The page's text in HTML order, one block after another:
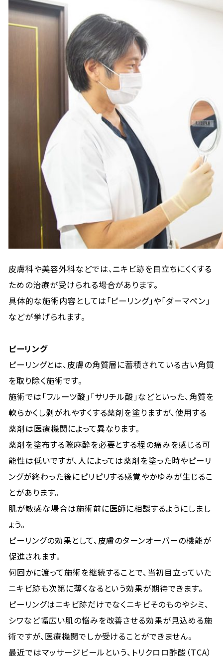
皮膚科や美容外科などでは、ニキビ跡を目立ちにくくする
ための治療が受けられる場合があります。
具体的な施術内容としては「ピーリング」や「ダーマペン」
などが挙げられます。
ピーリング
ピーリングとは、皮膚の角質層に蓄積されている古い角質
を取り除く施術です。
施術では「フルーツ酸」「サリチル酸」などといった、角質を
軟らかくし剥がれやすくする薬剤を塗りますが、使用する
薬剤は医療機関によって異なります。
薬剤を塗布する際麻酔を必要とする程の痛みを感じる可
能性は低いですが、人によっては薬剤を塗った時やピーリ
ングが終わった後にピリピリする感覚やかゆみが生じるこ
とがあります。
肌が敏感な場合は施術前に医師に相談するようにしまし
ょう。
ピーリングの効果として、皮膚のターンオーバーの機能が
促進されます。
何回かに渡って施術を継続することで、当初目立っていた
ニキビ跡も次第に薄くなるという効果が期待できます。
ピーリングはニキビ跡だけでなくニキビそのものやシミ、
シワなど幅広い肌の悩みを改善させる効果が見込める施
術ですが、医療機関でしか受けることができません。
最近ではマッサージピールという、トリクロロ酢酸（TCA）